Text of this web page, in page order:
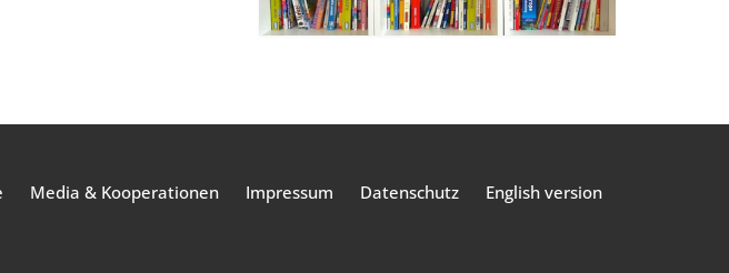
Media & Kooperationen Impressum Datenschutz English version